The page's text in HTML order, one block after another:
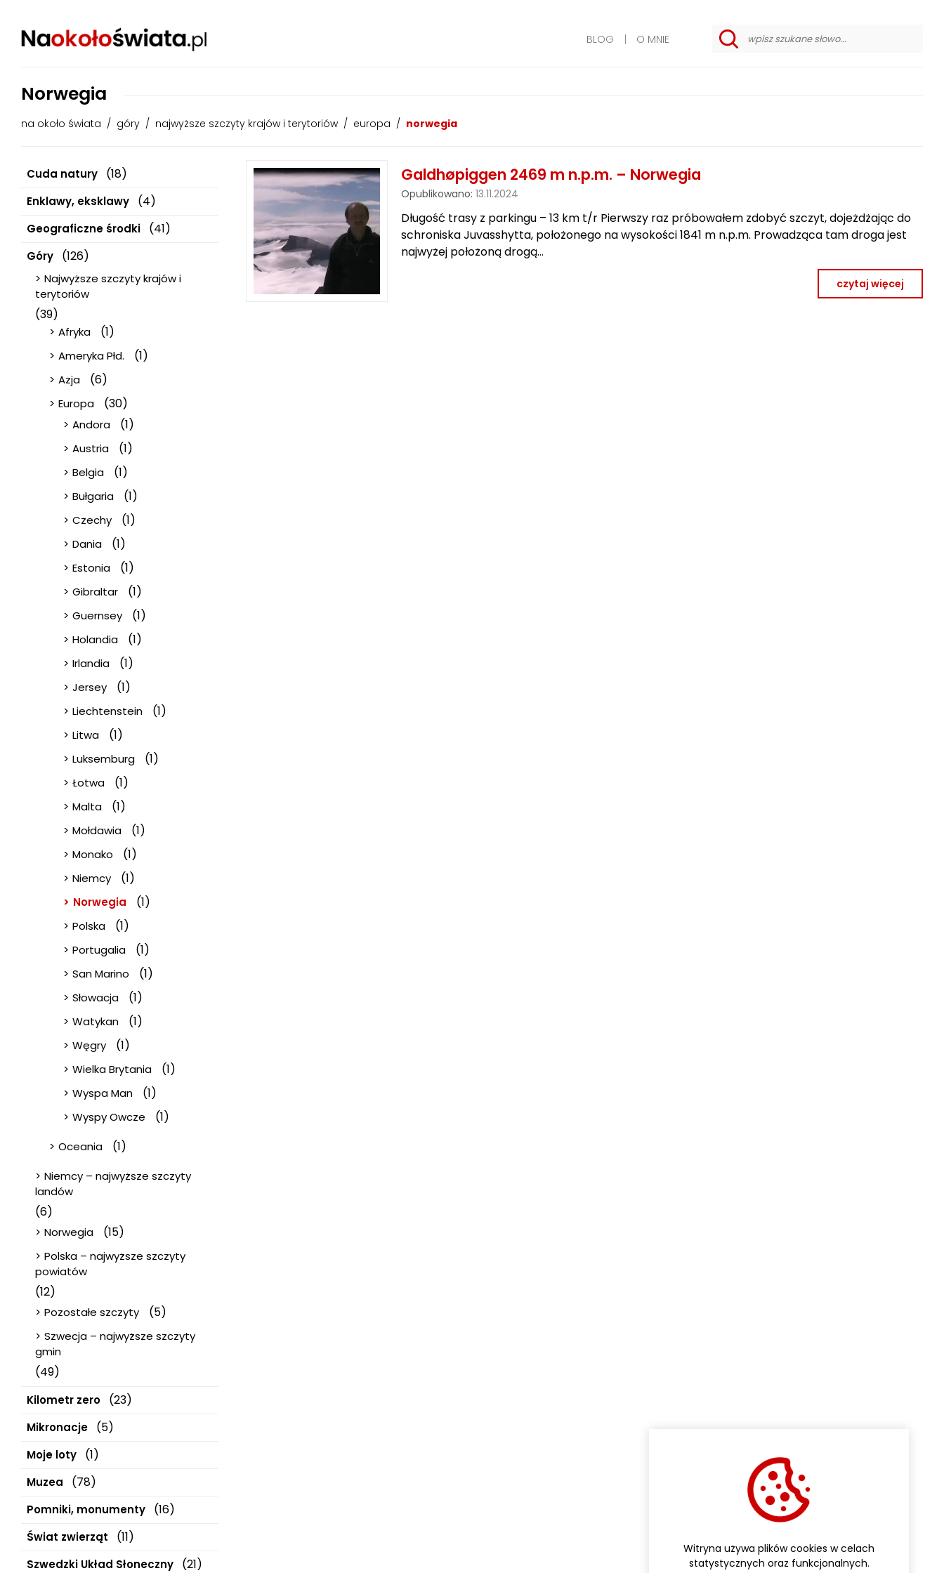
BLOG O MNIE
n
Norwegia
na około świata / góry / najwyższe szczyty krajów i terytoriów / europa / norwegia
Cuda natury (18)
Enklawy, eksklawy (4)
Geograficzne środki (41)
Góry (126)
Najwyższe szczyty krajów i
terytoriów
(39)
Afryka (1)
Ameryka Płd. (1)
Azja (6)
Europa (30)
Andora (1)
Austria (1)
Belgia (1)
Bułgaria (1)
Czechy (1)
Dania (1)
Estonia (1)
Gibraltar (1)
Guernsey (1)
Holandia (1)
Irlandia (1)
Jersey (1)
Liechtenstein (1)
Litwa (1)
Luksemburg (1)
Łotwa (1)
Malta (1)
Mołdawia (1)
Monako (1)
Niemcy (1)
Norwegia (1)
Polska (1)
Portugalia (1)
San Marino (1)
Słowacja (1)
Watykan (1)
Węgry (1)
Wielka Brytania (1)
Wyspa Man (1)
Wyspy Owcze (1)
Oceania (1)
Niemcy – najwyższe szczyty
landów
(6)
Norwegia (15)
Polska – najwyższe szczyty
powiatów
(12)
Pozostałe szczyty (5)
Szwecja – najwyższe szczyty
gmin
(49)
Kilometr zero (23)
Mikronacje (5)
Moje loty (1)
Muzea (78)
Pomniki, monumenty (16)
Świat zwierząt (11)
Szwedzki Układ Słoneczny (21)
Galdhøpiggen 2469 m n.p.m. – Norwegia
Opublikowano: 13.11.2024
Długość trasy z parkingu – 13 km t/r Pierwszy raz próbowałem zdobyć szczyt, dojeżdżając do
schroniska Juvasshytta, położonego na wysokości 1841 m n.p.m. Prowadząca tam droga jest
najwyżej położoną drogą…
czytaj więcej
Witryna używa plików cookies w celach
statystycznych oraz funkcjonalnych.